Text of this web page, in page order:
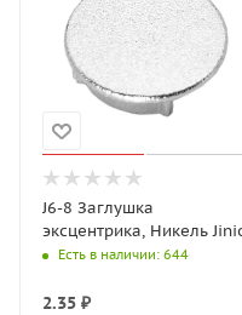
J6-8 Заглушка
эксцентрика, Никель
Есть в наличии: 644
2.35 ₽